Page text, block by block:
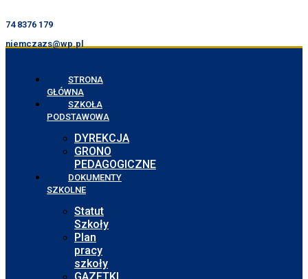
74 8376 179
niemczazs@wp.pl
STRONA
GŁÓWNA
SZKOŁA
PODSTAWOWA
DYREKCJA
GRONO
PEDAGOGICZNE
DOKUMENTY
SZKOLNE
Statut
Szkoły
Plan
pracy
szkoły